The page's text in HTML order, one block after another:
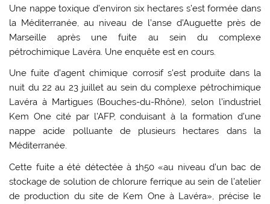
Une nappe toxique d’environ six hectares s’est formée dans
la Méditerranée, au niveau de l’anse d’Auguette près de
Marseille après une fuite au sein du complexe
pétrochimique Lavéra. Une enquête est en cours.
Une fuite d’agent chimique corrosif s’est produite dans la
nuit du 22 au 23 juillet au sein du complexe pétrochimique
Lavéra à Martigues (Bouches-du-Rhône), selon l’industriel
Kem One cité par l’AFP, conduisant à la formation d’une
nappe acide polluante de plusieurs hectares dans la
Méditerranée.
Cette fuite a été détectée à 1h50 «au niveau d’un bac de
stockage de solution de chlorure ferrique au sein de l’atelier
de production du site de Kem One à Lavéra», précise le